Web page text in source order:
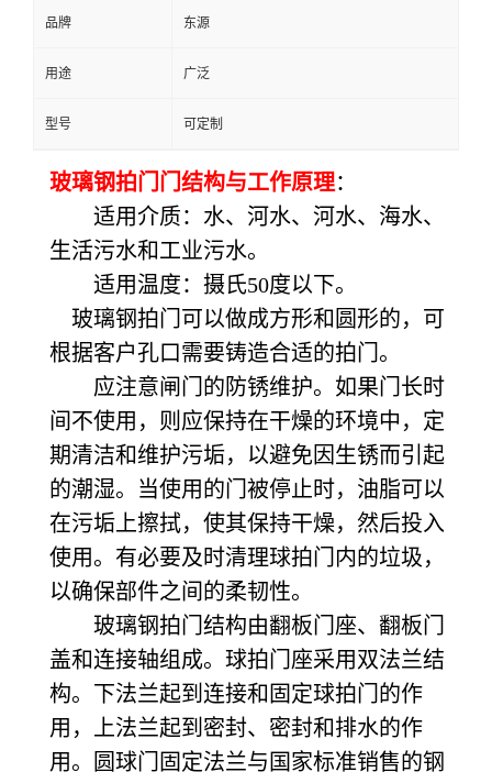
品牌 东源
用途 广泛
型号 可定制
玻璃钢拍门门结构与工作原理：
适用介质：水、河水、河水、海水、
生活污水和工业污水。
适用温度：摄氏50度以下。
玻璃钢拍门可以做成方形和圆形的，可
根据客户孔口需要铸造合适的拍门。
应注意闸门的防锈维护。如果门长时
间不使用，则应保持在干燥的环境中，定
期清洁和维护污垢，以避免因生锈而引起
的潮湿。当使用的门被停止时，油脂可以
在污垢上擦拭，使其保持干燥，然后投入
使用。有必要及时清理球拍门内的垃圾，
以确保部件之间的柔韧性。
玻璃钢拍门结构由翻板门座、翻板门
盖和连接轴组成。球拍门座采用双法兰结
构。下法兰起到连接和固定球拍门的作
用，上法兰起到密封、密封和排水的作
用。圆球门固定法兰与国家标准销售的钢